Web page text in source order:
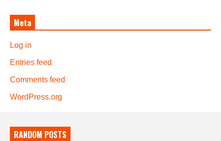
Meta
Log in
Entries feed
Comments feed
WordPress.org
RANDOM POSTS